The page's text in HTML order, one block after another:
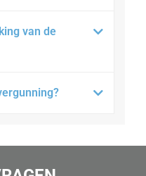
van de